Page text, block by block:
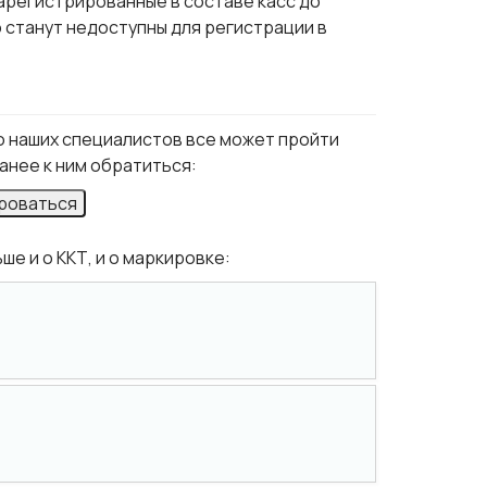
недоступны для регистрации в
специалистов все может пройти
к ним обратиться:
и о ККТ, и о маркировке: